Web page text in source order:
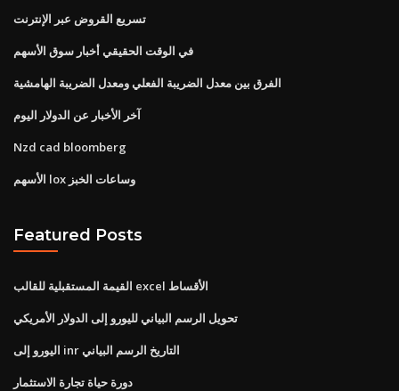
تسريع القروض عبر الإنترنت
في الوقت الحقيقي أخبار سوق الأسهم
الفرق بين معدل الضريبة الفعلي ومعدل الضريبة الهامشية
آخر الأخبار عن الدولار اليوم
Nzd cad bloomberg
الأسهم lox وساعات الخبز
Featured Posts
القيمة المستقبلية للقالب excel الأقساط
تحويل الرسم البياني لليورو إلى الدولار الأمريكي
اليورو إلى inr التاريخ الرسم البياني
دورة حياة تجارة الاستثمار